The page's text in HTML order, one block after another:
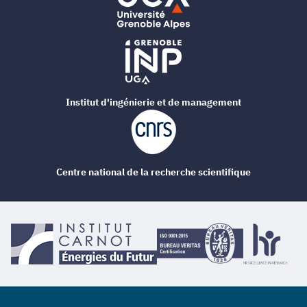
Institut d'ingénierie et de management
Centre national de la recherche scientifique